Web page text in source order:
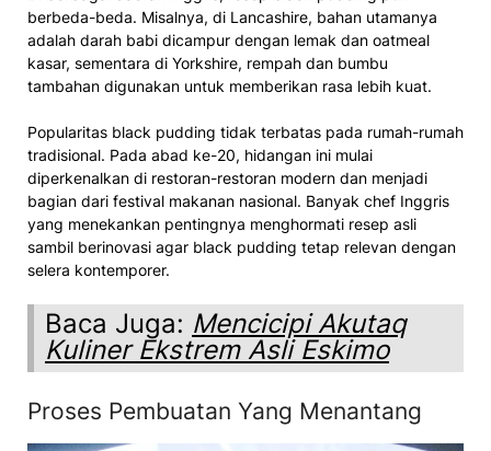
berbeda-beda. Misalnya, di Lancashire, bahan utamanya
adalah darah babi dicampur dengan lemak dan oatmeal
kasar, sementara di Yorkshire, rempah dan bumbu
tambahan digunakan untuk memberikan rasa lebih kuat.
Popularitas black pudding tidak terbatas pada rumah-rumah
tradisional. Pada abad ke-20, hidangan ini mulai
diperkenalkan di restoran-restoran modern dan menjadi
bagian dari festival makanan nasional. Banyak chef Inggris
yang menekankan pentingnya menghormati resep asli
sambil berinovasi agar black pudding tetap relevan dengan
selera kontemporer.
Baca Juga: Mencicipi Akutaq
Kuliner Ekstrem Asli Eskimo
Proses Pembuatan Yang Menantang